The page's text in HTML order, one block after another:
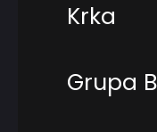
Krka
Grupa